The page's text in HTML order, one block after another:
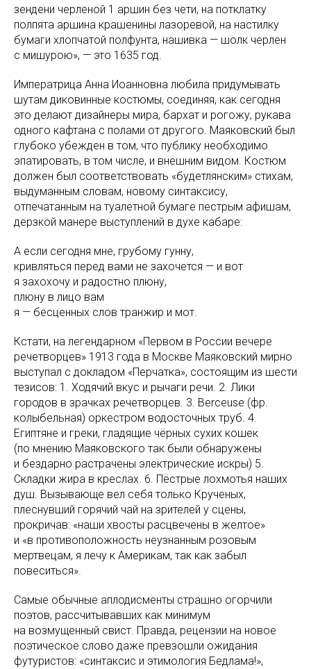
зендени черленой 1 аршин без чети, на потклатку
полпята аршина крашенины лазоревой, на настилку
бумаги хлопчатой полфунта, нашивка — шолк черлен
с мишурою», — это 1635 год.
Императрица Анна Иоанновна любила придумывать
шутам диковинные костюмы, соединяя, как сегодня
это делают дизайнеры мира, бархат и рогожу, рукава
одного кафтана с полами от другого. Маяковский был
глубоко убежден в том, что публику необходимо
эпатировать, в том числе, и внешним видом. Костюм
должен был соответствовать «будетлянским» стихам,
выдуманным словам, новому синтаксису,
отпечатанным на туалетной бумаге пестрым афишам,
дерзкой манере выступлений в духе кабаре:
А если сегодня мне, грубому гунну,
кривляться перед вами не захочется — и вот
я захохочу и радостно плюну,
плюну в лицо вам
я — бесценных слов транжир и мот.
Кстати, на легендарном «Первом в России вечере
речетворцев» 1913 года в Москве Маяковский мирно
выступал с докладом «Перчатка», состоящим из шести
тезисов: 1. Ходячий вкус и рычаги речи. 2. Лики
городов в зрачках речетворцев. 3. Berceuse (фр.
колыбельная) оркестром водосточных труб. 4.
Египтяне и греки, гладящие чёрных сухих кошек
(по мнению Маяковского так были обнаружены
и бездарно растрачены электрические искры) 5.
Складки жира в креслах. 6. Пёстрые лохмотья наших
душ. Вызывающе вел себя только Крученых,
плеснувший горячий чай на зрителей у сцены,
прокричав: «наши хвосты расцвечены в желтое»
и «в противоположность неузнанным розовым
мертвецам, я лечу к Америкам, так как забыл
повеситься».
Самые обычные аплодисменты страшно огорчили
поэтов, рассчитывавших как минимум
на возмущенный свист. Правда, рецензии на новое
поэтическое слово даже превзошли ожидания
футуристов: «синтаксис и этимология Бедлама!»,